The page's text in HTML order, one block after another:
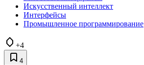
Искусственный интеллект
Интерфейсы
Промышленное программирование
+4
4